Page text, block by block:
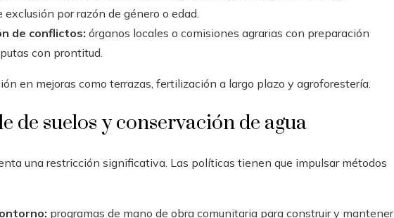
por razón de género o edad.
de conflictos: órganos locales o comisiones agrarias con preparación
con prontitud.
en mejoras como terrazas, fertilización a largo plazo y agroforestería.
de suelos y conservación de agua
una restricción significativa. Las políticas tienen que impulsar métodos
programas de mano de obra comunitaria para construir y mantener